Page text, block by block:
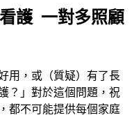
護 一對多照顧
用，或（質疑）有了長
？」對於這個問題，祝
都不可能提供每個家庭